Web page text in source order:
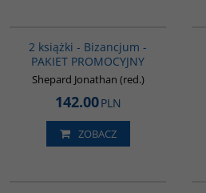
2 książki - Bizancjum -
PAKIET PROMOCYJNY
Shepard Jonathan (red.)
142.00PLN
ZOBACZ